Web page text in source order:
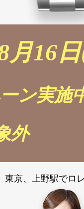
月16
ン実施
外
東京、上野駅でロ